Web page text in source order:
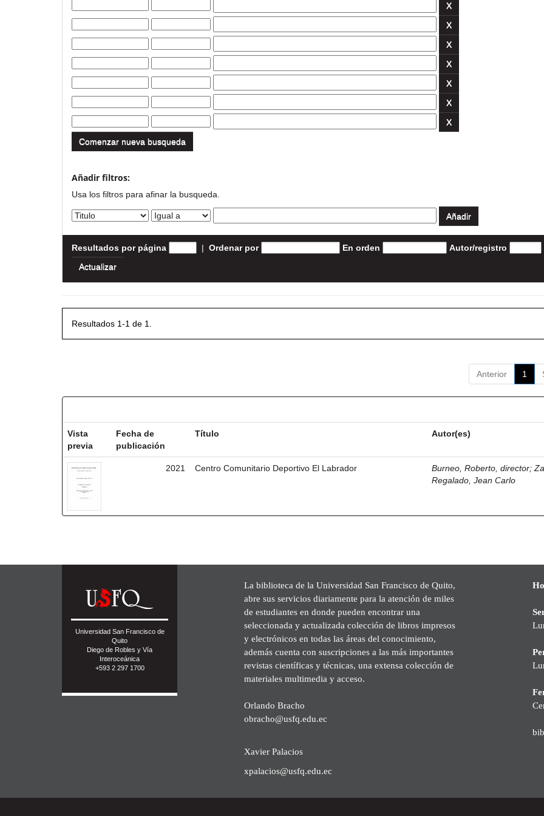
Comenzar nueva busqueda
Añadir filtros:
Usa los filtros para afinar la busqueda.
Resultados por página | Ordenar por En orden Autor/registro
Resultados 1-1 de 1.
Anterior 1
Vista
previa
Fecha de
publicación
Título Autor(es)
2021 Centro Comunitario Deportivo El Labrador Burneo, Roberto, director;
Regalado, Jean Carlo
Universidad San Francisco de
Quito
Diego de Robles y Vía
Interoceánica
+593 2 297 1700
La biblioteca de la Universidad San Francisco de Quito,
abre sus servicios diariamente para la atención de miles
de estudiantes en donde pueden encontrar una
seleccionada y actualizada colección de libros impresos
y electrónicos en todas las áreas del conocimiento,
además cuenta con suscripciones a las más importantes
revistas científicas y técnicas, una extensa colección de
materiales multimedia y acceso.
Orlando Bracho
obracho@usfq.edu.ec
Xavier Palacios
xpalacios@usfq.edu.ec